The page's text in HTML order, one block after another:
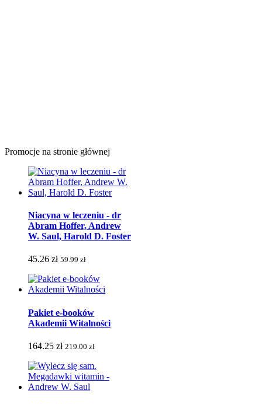
Promocje na stronie głównej
Niacyna w leczeniu - dr
Abram Hoffer, Andrew
W. Saul, Harold D. Foster
45.26 zł 59.99 zł
Pakiet e-booków
Akademii Witalności
164.25 zł 219.00 zł